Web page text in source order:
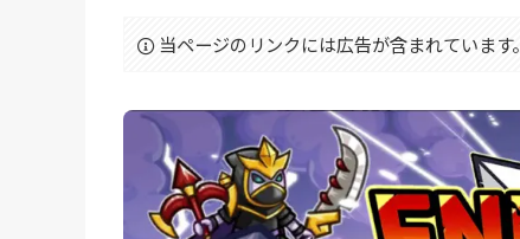
当ページのリンクには広告が含まれています。